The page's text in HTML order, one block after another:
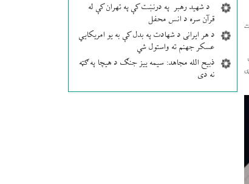
د شهید رهبر په درنښت کې په تهران کې له
قرآن سره د انس محفل
د هر ایرانی د شهادت په بدل کې به یو امریکایي
عسکر جهنم ته واستول شي
ذبیح الله مجاهد: سیمه ییز جنګ د هیچا په ګټه
نه دی